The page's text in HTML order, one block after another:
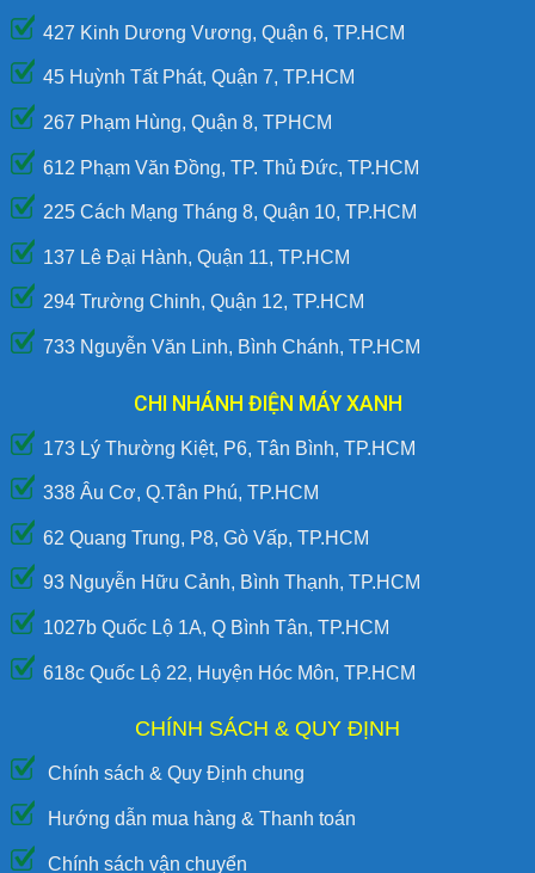
427 Kinh Dương Vương, Quận 6, TP.HCM
45 Huỳnh Tất Phát, Quận 7, TP.HCM
267 Phạm Hùng, Quận 8, TPHCM
612 Phạm Văn Đồng, TP. Thủ Đức, TP.HCM
225 Cách Mạng Tháng 8, Quận 10, TP.HCM
137 Lê Đại Hành, Quận 11, TP.HCM
294 Trường Chinh, Quận 12, TP.HCM
733 Nguyễn Văn Linh, Bình Chánh, TP.HCM
CHI NHÁNH ĐIỆN MÁY XANH
173 Lý Thường Kiệt, P6, Tân Bình, TP.HCM
338 Âu Cơ, Q.Tân Phú, TP.HCM
62 Quang Trung, P8, Gò Vấp, TP.HCM
93 Nguyễn Hữu Cảnh, Bình Thạnh, TP.HCM
1027b Quốc Lộ 1A, Q Bình Tân, TP.HCM
618c Quốc Lộ 22, Huyện Hóc Môn, TP.HCM
CHÍNH SÁCH & QUY ĐỊNH
Chính sách & Quy Định chung
Hướng dẫn mua hàng & Thanh toán
Chính sách vận chuyển